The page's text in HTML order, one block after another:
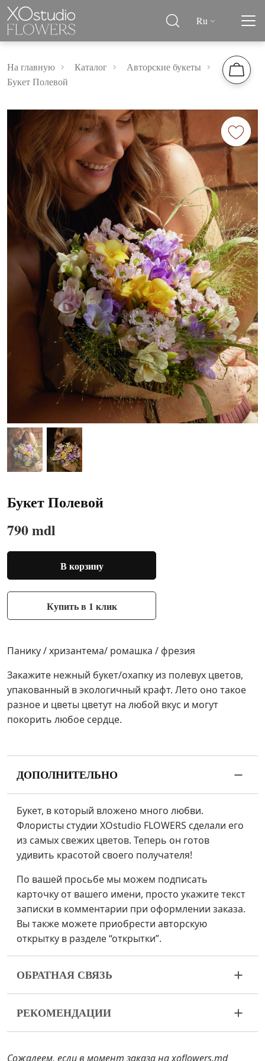
Ru
На главную Каталог
Авторские букеты
Букет Полевой
Букет Полевой
790 mdl
В корзину
Купить в 1 клик
Панику / хризантема/ ромашка / фрезия
Закажите нежный букет/охапку из полевух цветов,
упакованный в экологичный крафт. Лето оно такое
разное и цветы цветут на любой вкус и могут
покорить любое сердце.
ДОПОЛНИТЕЛЬНО
Букет, в который вложено много любви.
Флористы студии XOstudio FLOWERS сделали его
из самых свежих цветов. Теперь он готов
удивить красотой своего получателя!
По вашей просьбе мы можем подписать
карточку от вашего имени, просто укажите текст
записки в комментарии при оформлении заказа.
Вы также можете приобрести авторскую
открытку в разделе “открытки”.
ОБРАТНАЯ СВЯЗЬ
ваш букет пришел в ненадлежащем виде,
пожалуйста, свяжитесь с нами для решения
РЕКОМЕНДАЦИИ
снимите с букета упаковку и подрежьте
Сожалеем, если в момент заказа на xoflowers.md